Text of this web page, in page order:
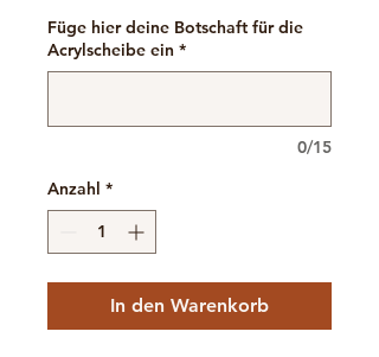
Füge hier deine Botschaft für die
Acrylscheibe ein *
0/15
Anzahl *
In den Warenkorb